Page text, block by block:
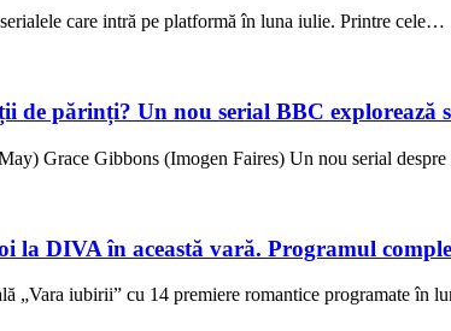
care intră pe platformă în luna iulie. Printre cele…
de părinți? Un nou serial BBC explorează
Grace Gibbons (Imogen Faires) Un nou serial
la DIVA în această vară. Programul
„Vara iubirii” cu 14 premiere romantice programate în